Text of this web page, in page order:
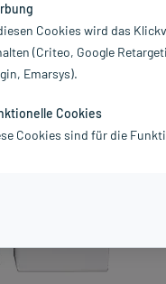
Cookies wird das
(Criteo, Google
Emarsys).
Cookies
Cookies sind für die